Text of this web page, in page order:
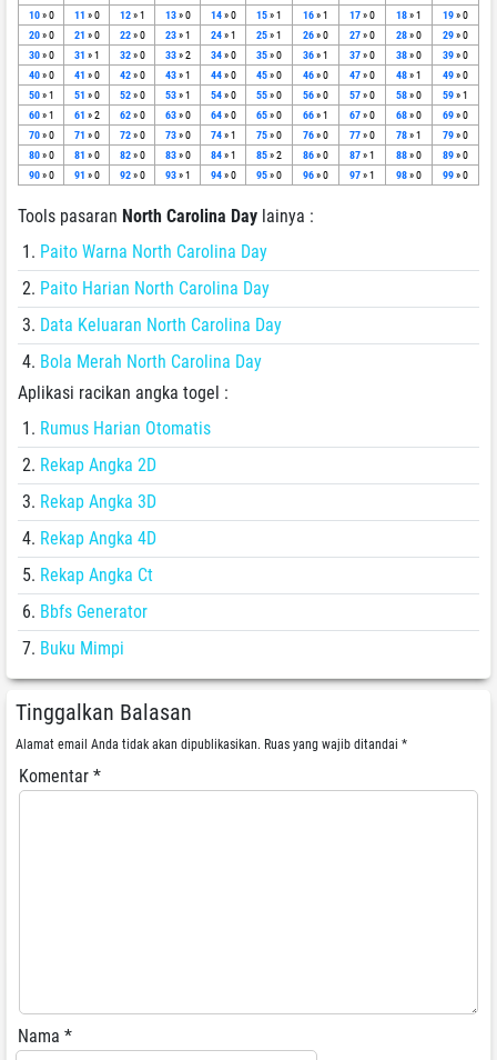
10» 0 11 » 0 12» 1 13» 0 14» 0 15» 1 16» 1 17» 0 18» 1 19» 0
20» 0 21 » 0 22» 0 23» 1 24» 1 25» 1 26» 0 27» 0 28» 0 29» 0
30» 0 31 » 1 32» 0 33» 2 34» 0 35» 0 36» 1 37» 0 38» 0 39» 0
40» 0 41 » 0 42» 0 43» 1 44» 0 45» 0 46» 0 47» 0 48» 1 49» 0
50» 1 51 » 0 52» 0 53» 1 54» 0 55» 0 56» 0 57» 0 58» 0 59» 1
60» 1 61 » 2 62» 0 63» 0 64» 0 65» 0 66» 1 67» 0 68» 0 69» 0
70» 0 71 » 0 72» 0 73» 0 74» 1 75» 0 76» 0 77» 0 78» 1 79» 0
80» 0 81 » 0 82» 0 83» 0 84» 1 85» 2 86» 0 87» 1 88» 0 89» 0
90» 0 91 » 0 92» 0 93» 1 94» 0 95» 0 96» 0 97» 1 98» 0 99» 0
Tools pasaran North Carolina Day lainya :
Paito Warna North Carolina Day
Paito Harian North Carolina Day
Data Keluaran North Carolina Day
Bola Merah North Carolina Day
Aplikasi racikan angka togel :
Rumus Harian Otomatis
Rekap Angka 2D
Rekap Angka 3D
Rekap Angka 4D
Rekap Angka Ct
Bbfs Generator
Buku Mimpi
Tinggalkan Balasan
Alamat email Anda tidak akan dipublikasikan. Ruas yang wajib ditandai *
Komentar *
Nama *